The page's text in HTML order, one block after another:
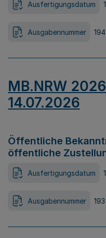
Ausfertigungsdatum
Ausgabennummer 194
MB.NRW
14.07.2026
Öffentliche
öffentliche
Ausfertigungsdatum
Ausgabennummer 193